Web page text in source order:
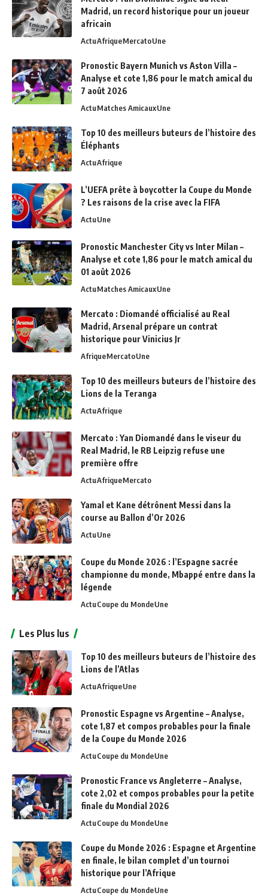
Madrid, un record historique pour un joueur
africain
ActuAfriqueMercatoUne
Pronostic Bayern Munich vs Aston Villa –
Analyse et cote 1,86 pour le match amical du
7 août 2026
ActuMatches AmicauxUne
Top 10 des meilleurs buteurs de l’histoire des
Éléphants
ActuAfrique
L’UEFA prête à boycotter la Coupe du Monde
? Les raisons de la crise avec la FIFA
ActuUne
Pronostic Manchester City vs Inter Milan –
Analyse et cote 1,86 pour le match amical du
01 août 2026
ActuMatches AmicauxUne
Mercato : Diomandé officialisé au Real
Madrid, Arsenal prépare un contrat
historique pour Vinicius Jr
AfriqueMercatoUne
Top 10 des meilleurs buteurs de l’histoire des
Lions de la Teranga
ActuAfrique
Mercato : Yan Diomandé dans le viseur du
Real Madrid, le RB Leipzig refuse une
première offre
ActuAfriqueMercato
Yamal et Kane détrônent Messi dans la
course au Ballon d’Or 2026
ActuUne
Coupe du Monde 2026 : l’Espagne sacrée
championne du monde, Mbappé entre dans la
légende
ActuCoupe du MondeUne
Les Plus lus
Top 10 des meilleurs buteurs de l’histoire des
Lions de l’Atlas
ActuAfriqueUne
Pronostic Espagne vs Argentine – Analyse,
cote 1,87 et compos probables pour la finale
de la Coupe du Monde 2026
ActuCoupe du MondeUne
Pronostic France vs Angleterre – Analyse,
cote 2,02 et compos probables pour la petite
finale du Mondial 2026
ActuCoupe du MondeUne
Coupe du Monde 2026 : Espagne et Argentine
en finale, le bilan complet d’un tournoi
historique pour l’Afrique
ActuCoupe du MondeUne